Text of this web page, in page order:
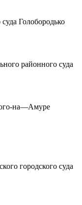
Голобородько
районного суда
на—Амуре
городского суда